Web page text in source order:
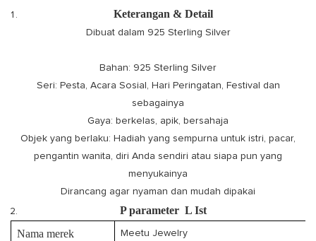
Keterangan & Detail
Dibuat dalam 925 Sterling Silver
Bahan: 925 Sterling Silver
Seri: Pesta, Acara Sosial, Hari Peringatan, Festival dan
sebagainya
Gaya: berkelas, apik, bersahaja
Objek yang berlaku: Hadiah yang sempurna untuk istri, pacar,
pengantin wanita, diri Anda sendiri atau siapa pun yang
menyukainya
Dirancang agar nyaman dan mudah dipakai
Pparameter LIst
Nama merek
Meetu Jewelry